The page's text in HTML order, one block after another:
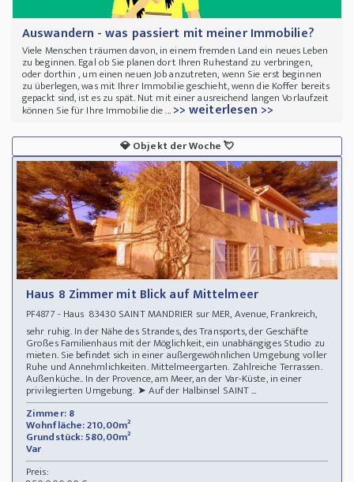
Auswandern - was passiert mit meiner Immobilie?
Viele Menschen träumen davon, in einem fremden Land ein neues Leben
zu beginnen. Egal ob Sie planen dort Ihren Ruhestand zu verbringen,
oder dorthin , um einen neuen Job anzutreten, wenn Sie erst beginnen
zu überlegen, was mit Ihrer Immobilie geschieht, wenn die Koffer bereits
gepackt sind, ist es zu spät. Nut mit einer ausreichend langen Vorlaufzeit
können Sie für Ihre Immobilie die ...>> weiterlesen >>
💎Objekt der Woche💘
Haus 8 Zimmer mit Blick auf Mittelmeer
PF4877 - Haus 83430 SAINT MANDRIER sur MER, Avenue, Frankreich,
sehr ruhig. In der Nähe des Strandes, des Transports, der Geschäfte
Großes Familienhaus mit der Möglichkeit, ein unabhängiges Studio zu
mieten. Sie befindet sich in einer außergewöhnlichen Umgebung voller
Ruhe und Annehmlichkeiten. Mittelmeergarten. Zahlreiche Terrassen.
Außenküche.. In der Provence, am Meer, an der Var-Küste, in einer
privilegierten Umgebung. ➤ Auf der Halbinsel SAINT ...
Zimmer: 8
Wohnfläche: 210,00m²
Grundstück: 580,00m²
Var
Preis: